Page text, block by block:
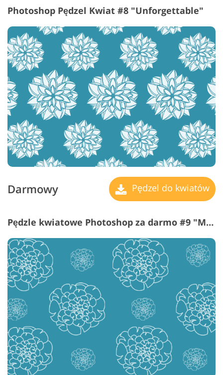
Photoshop Pędzel Kwiat #8 "Unforgettable"
Darmowy Pędzel do kwiatów
Pędzle kwiatowe Photoshop za darmo #9 "Marigolds"